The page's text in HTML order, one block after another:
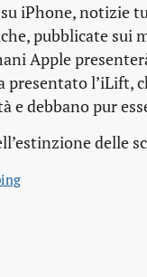
iPhone, notizie
pubblicate sui
Apple
presentato l’iLift,
e debbano pur
delle